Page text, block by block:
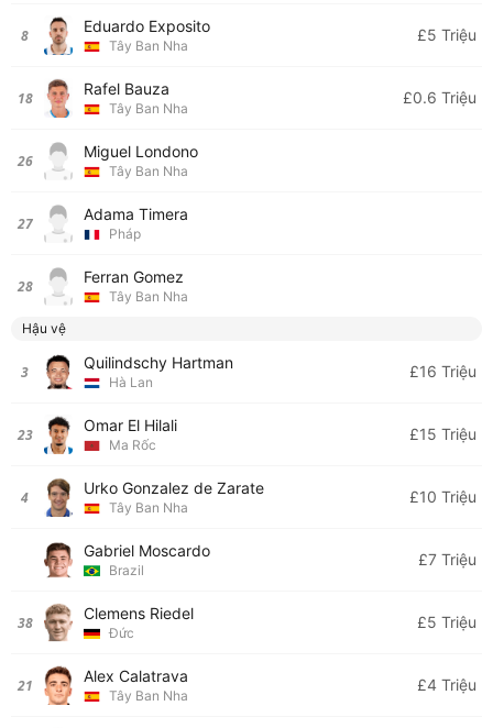
8 Eduardo Exposito
Tây Ban Nha
£5 Triệu
18 Rafel Bauza
Tây Ban Nha
£0.6 Triệu
26 Miguel Londono
Tây Ban Nha
27 Adama Timera
Pháp
28 Ferran Gomez
Tây Ban Nha
Hậu vệ
3 Quilindschy Hartman
Hà Lan
£16 Triệu
23 Omar El Hilali
Ma Rốc
£15 Triệu
4 Urko Gonzalez de Zarate
Tây Ban Nha
£10 Triệu
Gabriel Moscardo
Brazil
£7 Triệu
38 Clemens Riedel
Đức
£5 Triệu
21 Alex Calatrava
Tây Ban Nha
£4 Triệu